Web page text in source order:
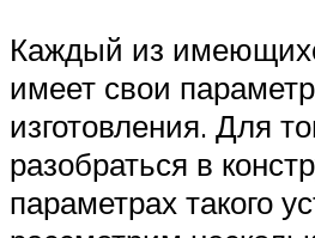
Каждый из
имеет свои
изготовления. Для
разобраться в
параметрах такого